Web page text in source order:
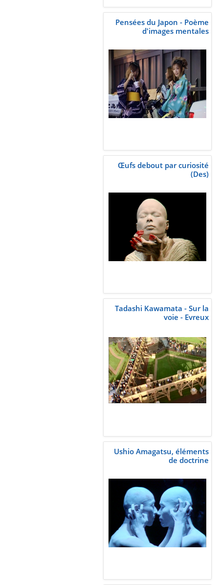
Pensées du Japon - Poème
d'images mentales
Œufs debout par curiosité
(Des)
Tadashi Kawamata - Sur la
voie - Evreux
Ushio Amagatsu, éléments
de doctrine